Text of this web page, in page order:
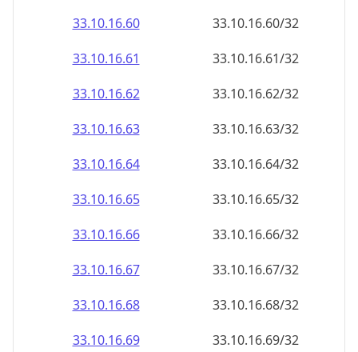
33.10.16.69
33.10.16.69/32
33.10.16.70
33.10.16.70/32
33.10.16.71
33.10.16.71/32
33.10.16.72
33.10.16.72/32
33.10.16.73
33.10.16.73/32
33.10.16.74
33.10.16.74/32
33.10.16.75
33.10.16.75/32
33.10.16.76
33.10.16.76/32
33.10.16.77
33.10.16.77/32
33.10.16.78
33.10.16.78/32